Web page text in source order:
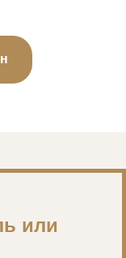
или